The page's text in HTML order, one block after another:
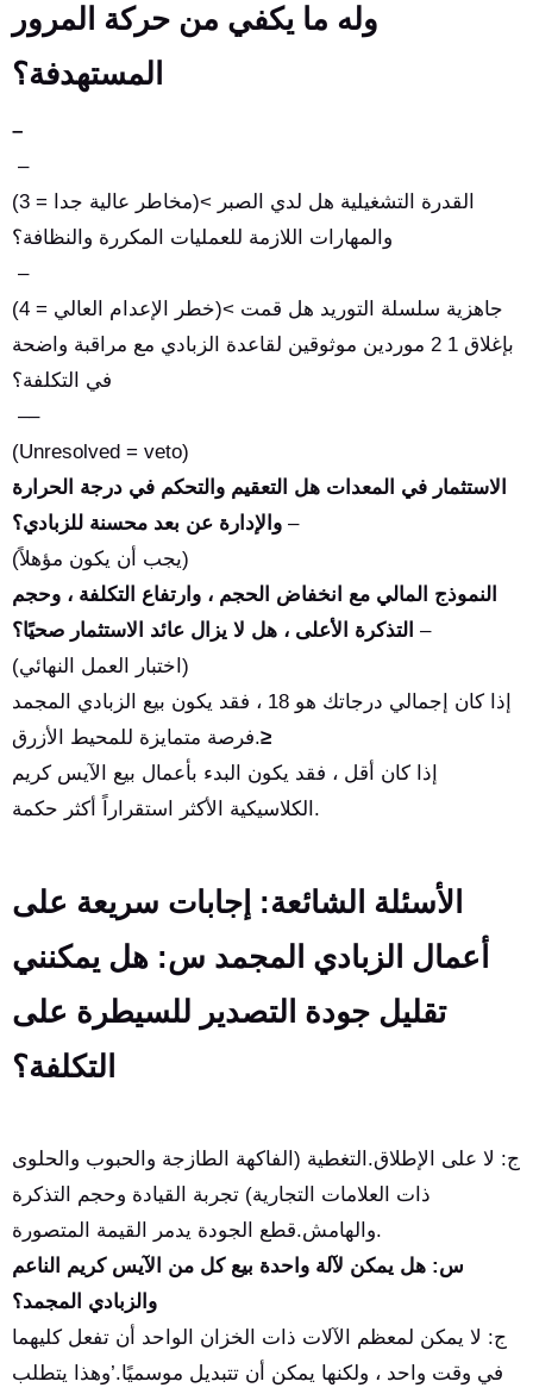
وله ما يكفي من حركة المرور
المستهدفة؟
–
–
(3 = مخاطر عالية جدا)< القدرة التشغيلية هل لدي الصبر
والمهارات اللازمة للعمليات المكررة والنظافة؟
–
(4 = خطر الإعدام العالي)< جاهزية سلسلة التوريد هل قمت
بإغلاق 1 2 موردين موثوقين لقاعدة الزبادي مع مراقبة واضحة
في التكلفة؟
––
(Unresolved = veto)
الاستثمار في المعدات هل التعقيم والتحكم في درجة الحرارة
والإدارة عن بعد محسنة للزبادي؟ –
(يجب أن يكون مؤهلاً)
النموذج المالي مع انخفاض الحجم ، وارتفاع التكلفة ، وحجم
التذكرة الأعلى ، هل لا يزال عائد الاستثمار صحيًا؟ –
(اختبار العمل النهائي)
إذا كان إجمالي درجاتك هو 18 ، فقد يكون بيع الزبادي المجمد
فرصة متمايزة للمحيط الأزرق.≥
إذا كان أقل ، فقد يكون البدء بأعمال بيع الآيس كريم
الكلاسيكية الأكثر استقراراً أكثر حكمة.
الأسئلة الشائعة: إجابات سريعة على
أعمال الزبادي المجمد س: هل يمكنني
تقليل جودة التصدير للسيطرة على
التكلفة؟
ج: لا على الإطلاق.التغطية (الفاكهة الطازجة والحبوب والحلوى
ذات العلامات التجارية) تجربة القيادة وحجم التذكرة
والهامش.قطع الجودة يدمر القيمة المتصورة.
س: هل يمكن لآلة واحدة بيع كل من الآيس كريم الناعم
والزبادي المجمد؟
ج: لا يمكن لمعظم الآلات ذات الخزان الواحد أن تفعل كليهما
في وقت واحد ، ولكنها يمكن أن تتبديل موسميًا.’وهذا يتطلب